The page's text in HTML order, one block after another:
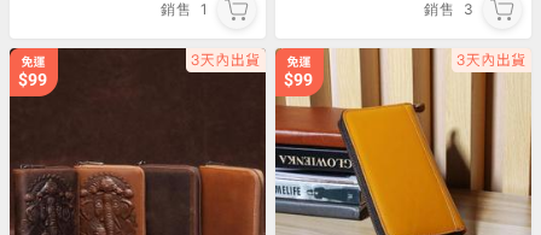
銷售 1
銷售
3